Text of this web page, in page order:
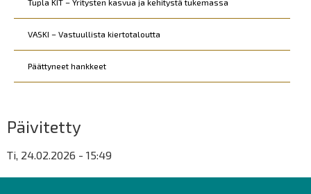
Tupla KIT – Yritysten kasvua ja kehitystä tukemassa
VASKI – Vastuullista kiertotaloutta
Päättyneet hankkeet
Päivitetty
Ti, 24.02.2026 - 15:49